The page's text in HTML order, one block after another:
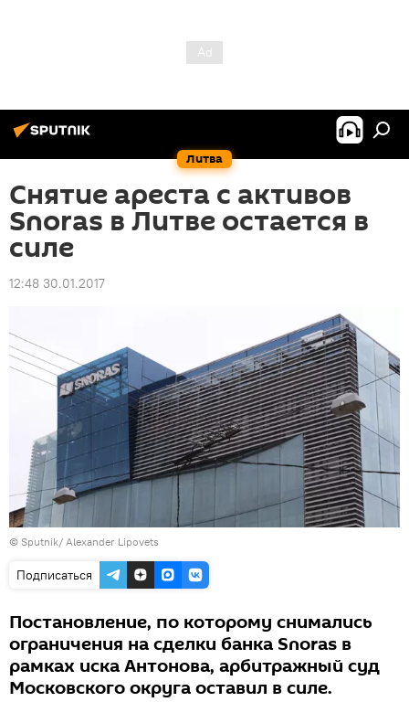
Литва
Снятие ареста с активов
Snoras в Литве остается в
силе
12:48 30.01.2017
© Sputnik/ Alexander Lipovets
Подписаться
Постановление, по которому снимались
ограничения на сделки банка Snoras в
рамках иска Антонова, арбитражный суд
Московского округа оставил в силе.